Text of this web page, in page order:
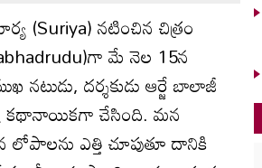
(Suriya) న‌టించిన చిత్రం
మే నెల 15న‌
ద‌ర్శ‌కుడు ఆర్జే బాలాజీ
క‌థానాయిక‌గా చేసింది. మ‌న
ఎత్తి చూపుతూ దానికి